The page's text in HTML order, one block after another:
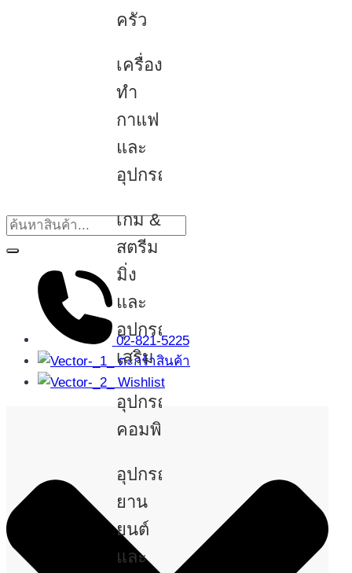
ครัว
เครื่อง
ทำ
กาแฟ
และ
อุปกรณ์
เกม &
สตรีม
มิ่ง
และ
อุปกรณ์
เสริม
อุปกรณ์
คอมพิวเตอร์
อุปกรณ์
ยาน
ยนต์
และ
02-821-5225
ตะกร้าสินค้า
Wishlist